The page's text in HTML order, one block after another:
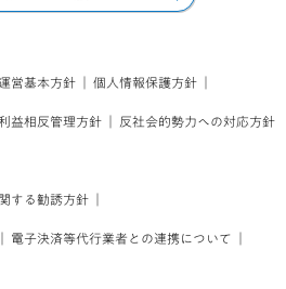
営基本方針 個人情報保護方針
利益相反管理方針 反社会的勢力への対応方針
する勧誘方針
電子決済等代行業者との連携について